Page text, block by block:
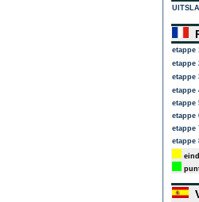
etappe
etappe
etappe
etappe
etappe
etappe
etappe
etappe